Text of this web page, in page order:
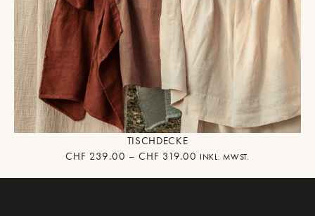
TISCHDECKE
CHF 239.00 – CHF 319.00 INKL. MWST.